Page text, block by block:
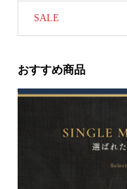
SALE
おすすめ商品